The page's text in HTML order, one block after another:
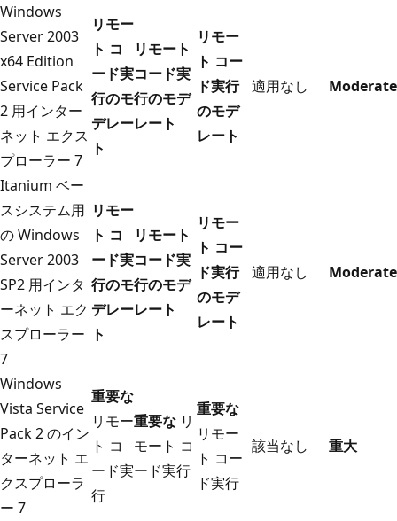
Windows
Server 2003
x64 Edition
Service Pack
2 用インター
ネット エクス
プローラー 7
リモー
ト コ
ード実
行のモ
デレー
ト
リモート
コード実
行のモデ
レート
リモー
ト コー
ド実行
のモデ
レート
適用なし Moderate
Itanium ベー
スシステム用
の Windows
Server 2003
SP2 用インタ
ーネット エク
スプローラー
7
リモー
ト コ
ード実
行のモ
デレー
ト
リモート
コード実
行のモデ
レート
リモー
ト コー
ド実行
のモデ
レート
適用なし Moderate
Windows
Vista Service
Pack 2 のイン
ターネット エ
クスプローラ
ー 7
重要な
リモー
ト コ
ード実
行
重要な リ
モート コ
ード実行
重要な
リモー
ト コー
ド実行
該当なし 重大